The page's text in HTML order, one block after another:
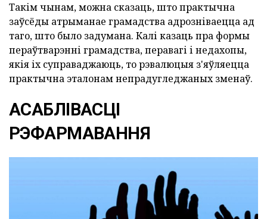
Такім чынам, можна сказаць, што практычна
заўсёды атрыманае грамадства адрозніваецца ад
таго, што было задумана. Калі казаць пра формы
пераўтварэнні грамадства, перавагі і недахопы,
якія іх суправаджаюць, то рэвалюцыя з'яўляецца
практычна эталонам непрадугледжаных зменаў.
АСАБЛІВАСЦІ
РЭФАРМАВАННЯ